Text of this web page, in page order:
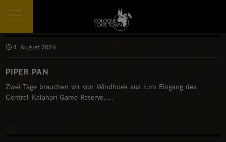
4. August 2026
PIPER PAN
Zwei Tage brauchen wir von Windhoek aus zum Eingang des
Central Kalahari Game Reserve....